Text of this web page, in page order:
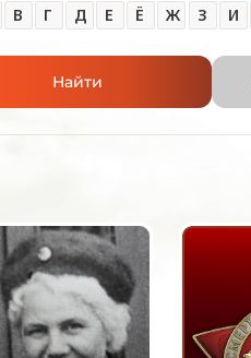
В Г Д Е Ё Ж З И
Найти